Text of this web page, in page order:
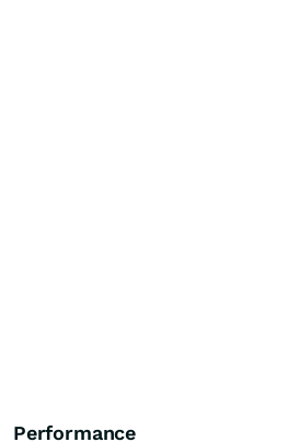
Performance